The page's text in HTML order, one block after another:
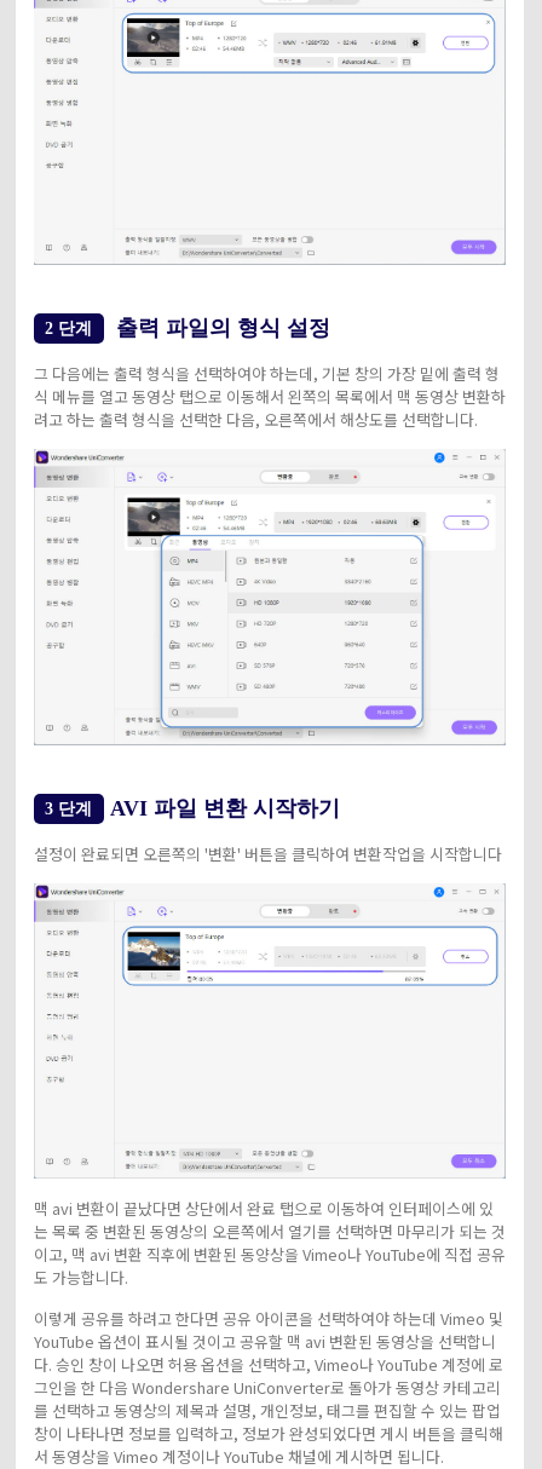
2 단계 출력 파일의 형식 설정
그 다음에는 출력 형식을 선택하여야 하는데, 기본 창의 가장 밑에 출력 형
식 메뉴를 열고 동영상 탭으로 이동해서 왼쪽의 목록에서 맥 동영상 변환하
려고 하는 출력 형식을 선택한 다음, 오른쪽에서 해상도를 선택합니다.
3 단계 AVI 파일 변환 시작하기
설정이 완료되면 오른쪽의 '변환' 버튼을 클릭하여 변환작업을 시작합니다
맥 avi 변환이 끝났다면 상단에서 완료 탭으로 이동하여 인터페이스에 있
는 목록 중 변환된 동영상의 오른쪽에서 열기를 선택하면 마무리가 되는 것
이고, 맥 avi 변환 직후에 변환된 동양상을 Vimeo나 YouTube에 직접 공유
도 가능합니다.
이렇게 공유를 하려고 한다면 공유 아이콘을 선택하여야 하는데 Vimeo 및
YouTube 옵션이 표시될 것이고 공유할 맥 avi 변환된 동영상을 선택합니
다. 승인 창이 나오면 허용 옵션을 선택하고, Vimeo나 YouTube 계정에 로
그인을 한 다음 Wondershare UniConverter로 돌아가 동영상 카테고리
를 선택하고 동영상의 제목과 설명, 개인정보, 태그를 편집할 수 있는 팝업
창이 나타나면 정보를 입력하고, 정보가 완성되었다면 게시 버튼을 클릭해
서 동영상을 Vimeo 계정이나 YouTube 채널에 게시하면 됩니다.